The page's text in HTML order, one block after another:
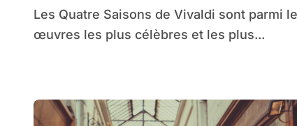
Les Quatre Saisons de Vivaldi sont parmi les
œuvres les plus célèbres et les plus...